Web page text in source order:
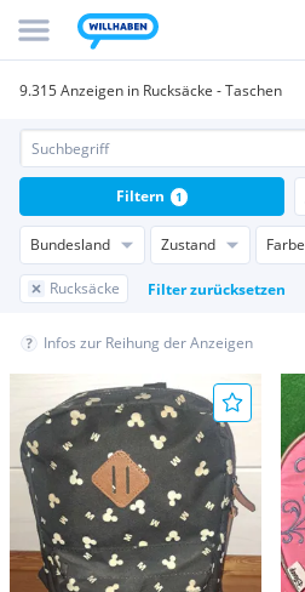
9.315 Anzeigen in Rucksäcke - Taschen
Bundesland Zustand Farbe
Rucksäcke Filter zurücksetzen
Filtern 1
Infos zur Reihung der Anzeigen